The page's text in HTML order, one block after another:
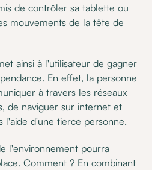
de contrôler sa tablette ou
mouvements de la tête de
ainsi à l'utilisateur de gagner
En effet, la personne
à travers les réseaux
de naviguer sur internet et
l'aide d'une tierce personne.
l'environnement pourra
Comment ? En combinant